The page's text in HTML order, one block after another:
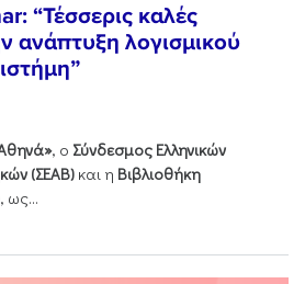
“Τέσσερις καλές
ανάπτυξη λογισμικού
, ο Σύνδεσμος Ελληνικών
(ΣΕΑΒ) και η Βιβλιοθήκη
, ως...